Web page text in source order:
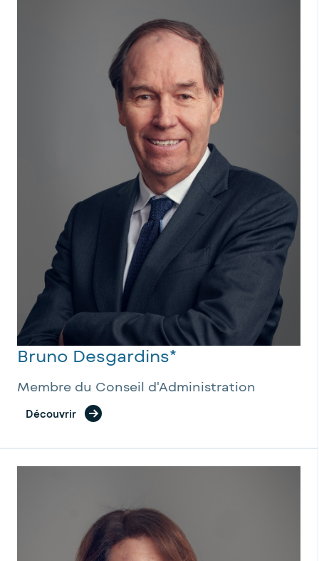
Bruno Desgardins*
Membre du Conseil d'Administration
Découvrir